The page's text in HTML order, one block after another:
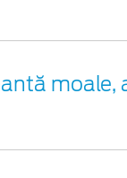
moale,